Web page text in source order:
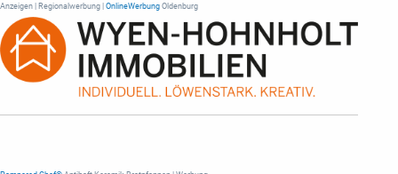
Anzeigen | Regionalwerbung | OnlineWerbung Oldenburg